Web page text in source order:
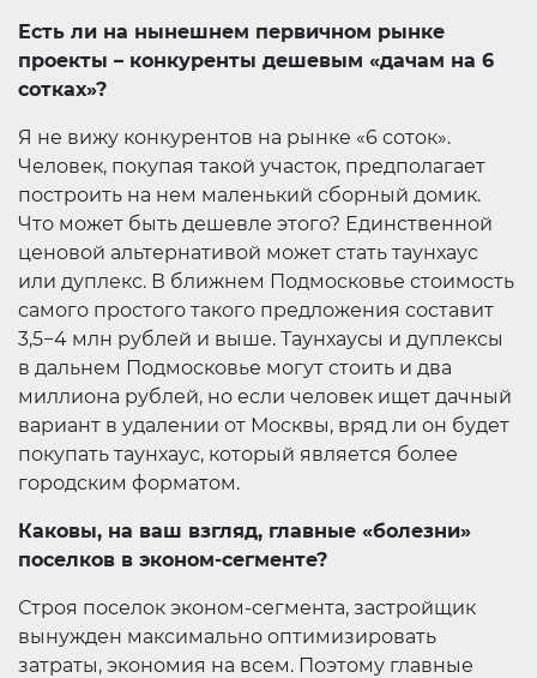
Есть ли на нынешнем первичном рынке
проекты – конкуренты дешевым «дачам на 6
сотках»?
Я не вижу конкурентов на рынке «6 соток».
Человек, покупая такой участок, предполагает
построить на нем маленький сборный домик.
Что может быть дешевле этого? Единственной
ценовой альтернативой может стать таунхаус
или дуплекс. В ближнем Подмосковье стоимость
самого простого такого предложения составит
3,5−4 млн рублей и выше. Таунхаусы и дуплексы
в дальнем Подмосковье могут стоить и два
миллиона рублей, но если человек ищет дачный
вариант в удалении от Москвы, вряд ли он будет
покупать таунхаус, который является более
городским форматом.
Каковы, на ваш взгляд, главные «болезни»
поселков в эконом-сегменте?
Строя поселок эконом-сегмента, застройщик
вынужден максимально оптимизировать
затраты, экономия на всем. Поэтому главные